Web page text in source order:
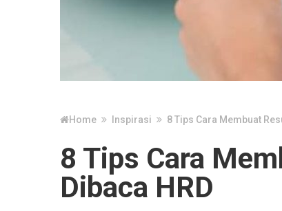
Home Inspirasi 8 Tips Cara Membuat
8 Tips Cara
Dibaca HRD